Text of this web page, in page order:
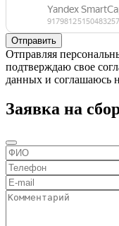
Отправляя
подтверждаю свое
данных и соглашаюсь
Заявка на